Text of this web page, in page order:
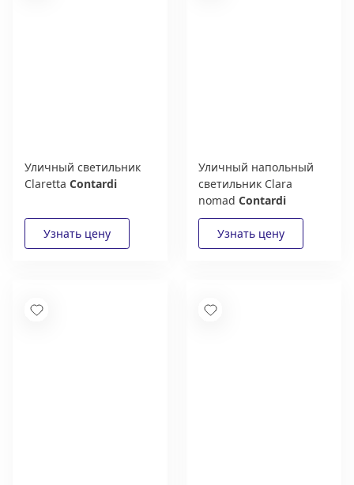
Уличный светильник
Claretta Contardi
Уличный напольный
светильник Clara
nomad Contardi